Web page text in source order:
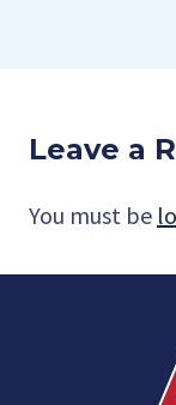
Leave a
You must be